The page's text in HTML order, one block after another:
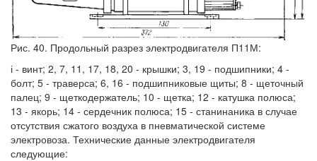
Рис. 40. Продольный разрез электродвигателя П11М:
і - винт; 2, 7, 11, 17, 18, 20 - крышки; 3, 19 - подшипники; 4 -
болт; 5 - траверса; 6, 16 - подшипниковые щиты; 8 - щеточный
палец; 9 - щеткодержатель; 10 - щетка; 12 - катушка полюса;
13 - якорь; 14 - сердечник полюса; 15 - станинаника в случае
отсутствия сжатого воздуха в пневматической системе
электровоза. Технические данные электродвигателя
следующие: